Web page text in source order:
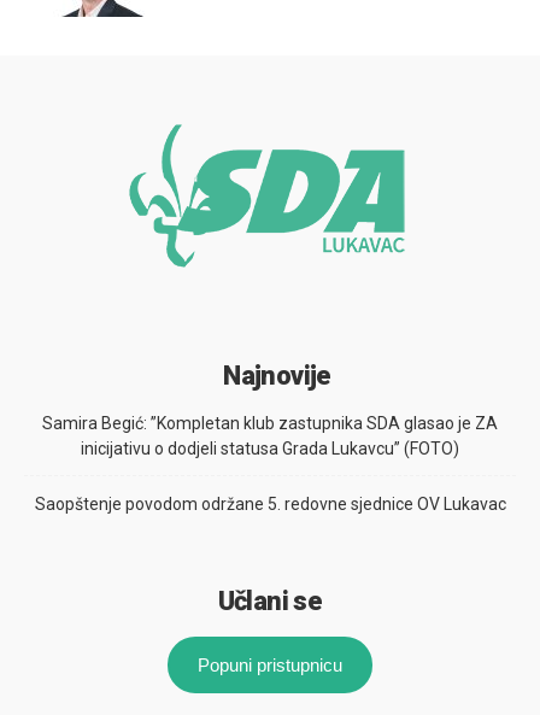
Najnovije
Samira Begić: ”Kompletan klub zastupnika SDA glasao je ZA
inicijativu o dodjeli statusa Grada Lukavcu” (FOTO)
Saopštenje povodom održane 5. redovne sjednice OV Lukavac
Učlani se
Popuni pristupnicu